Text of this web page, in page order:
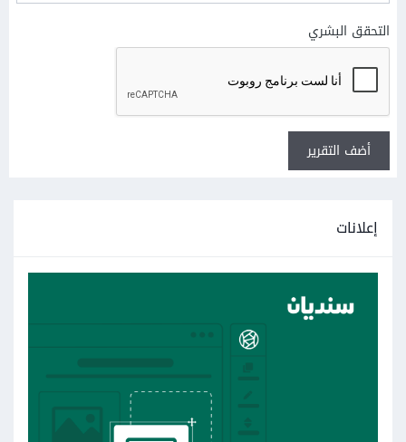
التحقق البشري
أضف التقرير
إعلانات